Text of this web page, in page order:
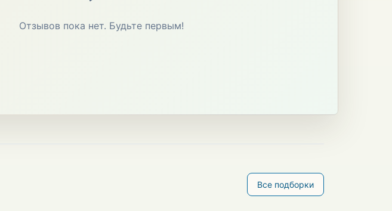
Отзывов пока нет. Будьте первым!
Все подборки